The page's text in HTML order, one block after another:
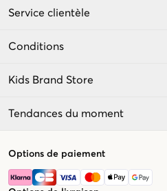
Service clientèle
Conditions
Kids Brand Store
Tendances du moment
Options de paiement